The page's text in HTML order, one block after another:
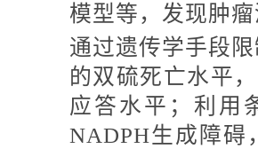
模型等，发现肿
通过遗传学手段
的双硫死亡水平
应答水平；利用
NADPH生成障碍